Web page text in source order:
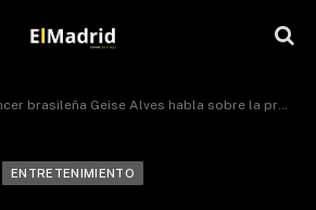
Geise Alves habla sobre la presión social y defiende la belleza como una construcción y una elección
ENTRETENIMIENTO